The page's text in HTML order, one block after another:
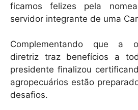
ficamos felizes pela
servidor integrante de uma
Complementando que a
diretriz traz benefícios a
presidente finalizou
agropecuários estão
desafios.